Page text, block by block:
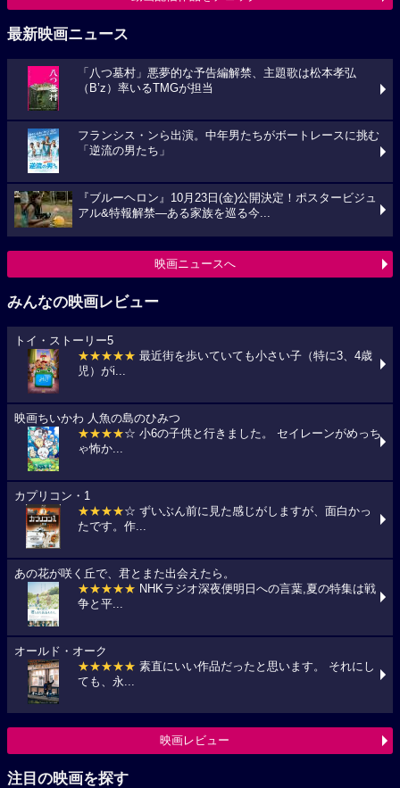
最新映画ニュース
「八つ墓村」悪夢的な予告編解禁、主題歌は松本孝弘
（B’z）率いるTMGが担当
フランシス・ンら出演。中年男たちがボートレースに挑む
「逆流の男たち」
『ブルーヘロン』10月23日(金)公開決定！ポスタービジュ
アル&特報解禁―ある家族を巡る今...
映画ニュースへ
みんなの映画レビュー
トイ・ストーリー5
★★★★★ 最近街を歩いていても小さい子（特に3、4歳
児）がi...
映画ちいかわ 人魚の島のひみつ
★★★★☆ 小6の子供と行きました。 セイレーンがめっち
ゃ怖か...
カプリコン・1
★★★★☆ ずいぶん前に見た感じがしますが、面白かっ
たです。作...
あの花が咲く丘で、君とまた出会えたら。
★★★★★ NHKラジオ深夜便明日への言葉,夏の特集は戦
争と平...
オールド・オーク
★★★★★ 素直にいい作品だったと思います。 それにし
ても、永...
映画レビュー
注目の映画を探す